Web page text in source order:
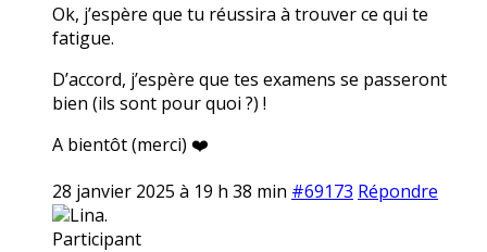
Ok, j’espère que tu réussira à trouver ce qui te
fatigue.
D’accord, j’espère que tes examens se passeront
bien (ils sont pour quoi ?) !
A bientôt (merci) ❤️
28 janvier 2025 à 19 h 38 min #69173 Répondre
Lina.
Participant